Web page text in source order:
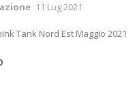
11 Lug 2021
Tank Nord Est Maggio